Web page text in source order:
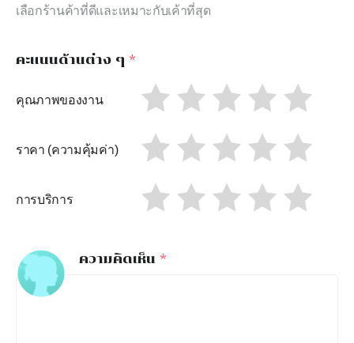
เลือกร้านค้าที่ดีและเหมาะกับเค้าที่สุด
คะแนนด้านต่าง ๆ *
คุณภาพของงาน
ราคา (ความคุ้มค่า)
การบริการ
ความคิดเห็น *